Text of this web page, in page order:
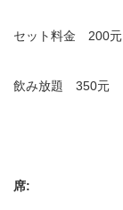
セット料金 200元
飲み放題 350元
席: